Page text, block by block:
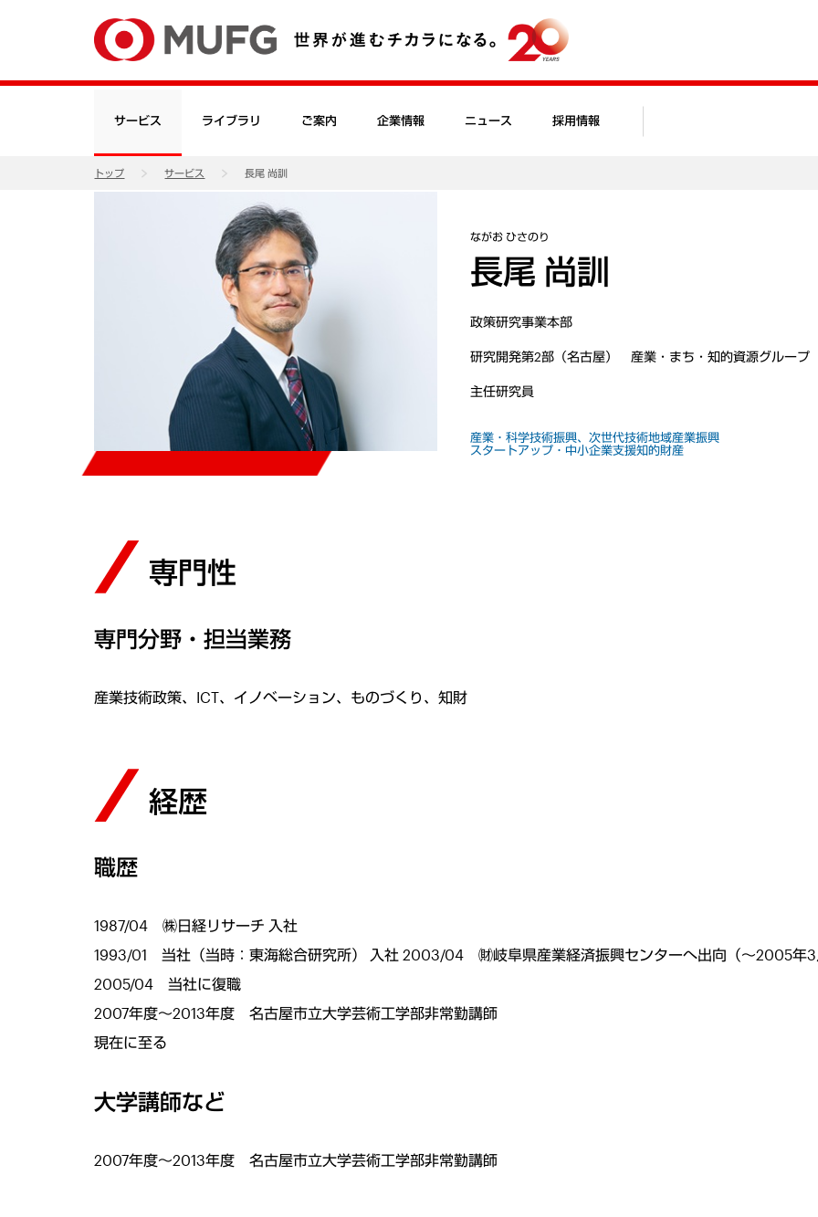
サービス ライブラリ ご案内 企業情報 ニュース 採用情報
トップ サービス 長尾 尚訓
ながお ひさのり
長尾 尚訓
政策研究事業本部
研究開発第2部（名古屋） 産業・まち・知的資源グループ
主任研究員
産業・科学技術振興、次世代技術地域産業振興
スタートアップ・中小企業支援知的財産
専門性
専門分野・担当業務
産業技術政策、ICT、イノベーション、ものづくり、知財
経歴
職歴
1987/04 ㈱日経リサーチ 入社
1993/01 当社（当時：東海総合研究所） 入社 2003/04 ㈶岐阜県産業経済振興センターへ出向（〜2005年
2005/04 当社に復職
2007年度～2013年度 名古屋市立大学芸術工学部非常勤講師
現在に至る
大学講師など
2007年度～2013年度 名古屋市立大学芸術工学部非常勤講師